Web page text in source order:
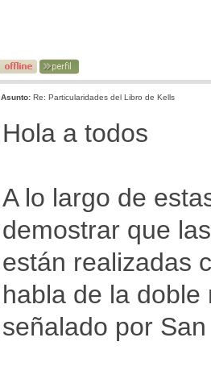
Asunto: Re: Particularidades del Libro de Kells
Hola a todos
A lo largo de
demostrar que
están realizadas
habla de la
señalado por